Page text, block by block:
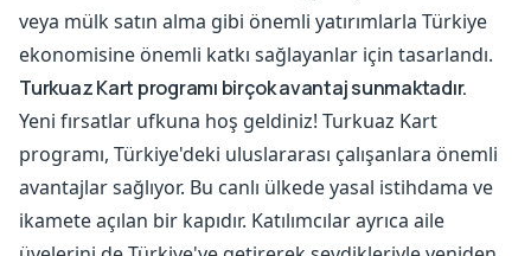
veya mülk satın alma gibi önemli yatırımlarla Türkiye
ekonomisine önemli katkı sağlayanlar için tasarlandı.
Turkuaz Kart programı birçok avantaj sunmaktadır.
Yeni fırsatlar ufkuna hoş geldiniz! Turkuaz Kart
programı, Türkiye'deki uluslararası çalışanlara önemli
avantajlar sağlıyor. Bu canlı ülkede yasal istihdama ve
ikamete açılan bir kapıdır. Katılımcılar ayrıca aile